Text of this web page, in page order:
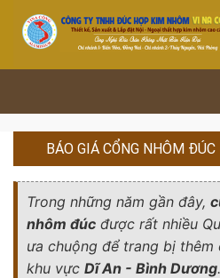
BÁO GIÁ CỔNG NHÔM
Trong những năm gần đây,
nhôm đúc được rất nhiều
ưa chuộng để trang bị
khu vực Dĩ An - Bình Dương